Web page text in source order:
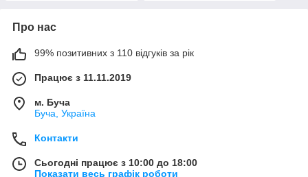
Про нас
99% позитивних з 110 відгуків за рік
Працює з 11.11.2019
м. Буча
Буча, Україна
Контакти
Сьогодні працює з 10:00 до 18:00
Показати весь графік роботи